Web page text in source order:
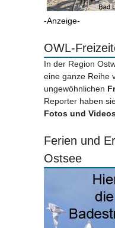
-Anzeige-
OWL-
In der Region
eine ganze Reihe
ungewöhnlichen
Reporter haben
Fotos und
Ferien und
Ostsee